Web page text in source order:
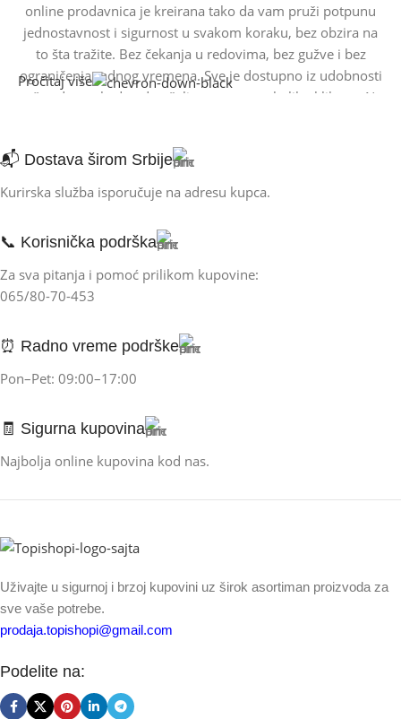
online prodavnica je kreirana tako da vam pruži potpunu
jednostavnost i sigurnost u svakom koraku, bez obzira na
to šta tražite. Bez čekanja u redovima, bez gužve i bez
ograničenja radnog vremena. Sve je dostupno iz udobnosti
vašeg doma, kad god poželite, samo u nekoliko klikova. Ne
na vreme – mi to već radimo za vas. Naš cilj je da vam
kupovinu učinimo lakom, brzom i sigurnom.
za svakodnevnu upotrebu – sve na jednom mestu,
dostupno iz udobnosti vašeg doma.
Pročitaj više
📬 Dostava širom Srbije
Kurirska služba isporučuje na adresu kupca.
📞 Korisnička podrška
Za sva pitanja i pomoć prilikom kupovine:
065/80-70-453
⏰ Radno vreme podrške
Pon–Pet: 09:00–17:00
🧾 Sigurna kupovina
Najbolja online kupovina kod nas.
Uživajte u sigurnoj i brzoj kupovini uz širok asortiman proizvoda za
sve vaše potrebe.
prodaja.topishopi@gmail.com
Podelite na: